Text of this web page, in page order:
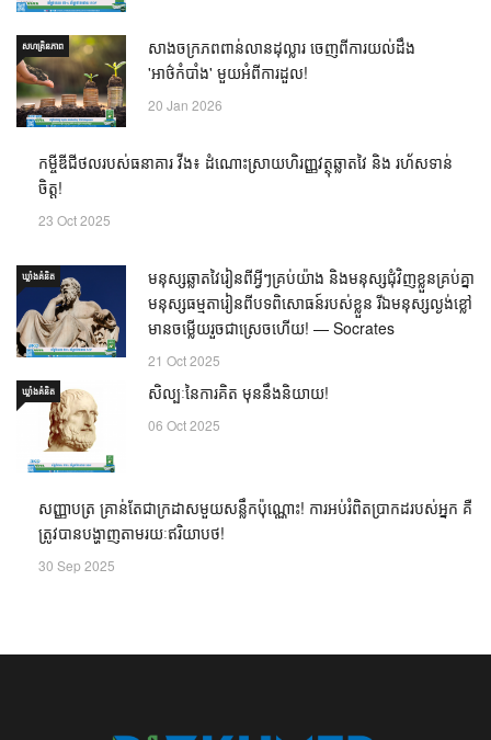
សហគ្រិនភាព
សាងចក្រភពពាន់លានដុល្លារ ចេញពីការយល់ដឹង
'អាថ៌កំបាំង' មួយអំពីការដួល!
20 Jan 2026
កម្ចីឌីជីថលរបស់ធនាគារ វីង៖ ដំណោះស្រាយហិរញ្ញវត្ថុ
ឃ្លាំង​គំនិត
មនុស្សឆ្លាតវៃរៀនពីអ្វីៗគ្រប់យ៉ាង និងមនុស្សជុំវិញខ្លួនគ្រប់គ្នា
មនុស្សធម្មតារៀនពីបទពិសោធន៍របស់ខ្លួន រីឯមនុស្សល្ងង់ខ្លៅ
មានចម្លើយរួចជាស្រេចហើយ! — Socrates
21 Oct 2025
ឃ្លាំង​គំនិត សិល្បៈនៃការគិត មុននឹងនិយាយ!
06 Oct 2025
ឃ្លាំង​គំនិត
សញ្ញាបត្រ គ្រាន់តែជាក្រដាសមួយសន្លឹកប៉ុណ្ណោះ! ការអប់រំ
ពិតប្រាកដរបស់អ្នក គឺត្រូវបានបង្ហាញតាមរយៈឥរិយាបថ!